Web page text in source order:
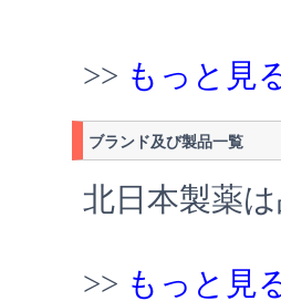
>> もっと見
ブランド及び製品一覧
北日本製薬
>> もっと見